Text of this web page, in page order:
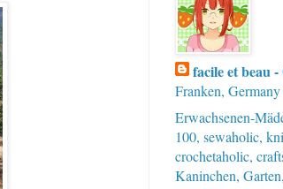
facile et beau -
Franken, Germany
Erwachsenen-
100, sewaholic,
crochetaholic,
Kaninchen,